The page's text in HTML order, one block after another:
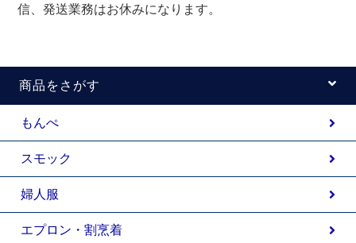
信、発送業務はお休みになります。
商品をさがす
もんぺ
スモック
婦人服
エプロン・割烹着